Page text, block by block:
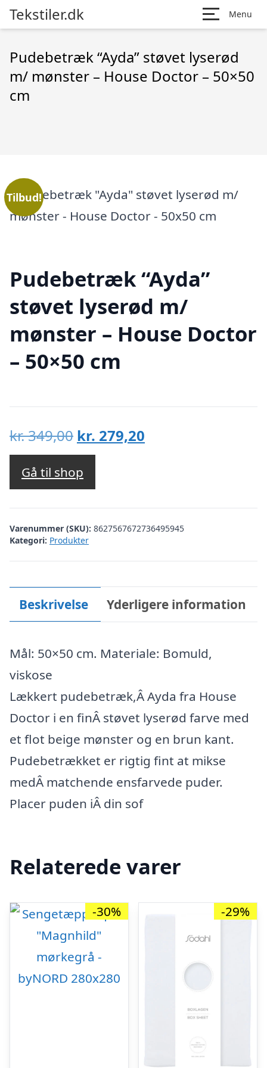
Tekstiler.dk Menu
Pudebetræk “Ayda” støvet lyserød
m/ mønster – House Doctor – 50×50
cm
Tilbud!
Pudebetræk “Ayda”
støvet lyserød m/
mønster – House Doctor
– 50×50 cm
kr.349,00 Den
oprindelige
pris
var:
kr. 349,00.
kr. 279,20
kr. 279,20.
Gå til shop
Varenummer (SKU): 8627567672736495945
Kategori: Produkter
Beskrivelse Yderligere information
Mål: 50×50 cm. Materiale: Bomuld,
viskose
Lækkert pudebetræk,Â Ayda fra House
Doctor i en finÂ støvet lyserød farve med
et flot beige mønster og en brun kant.
Pudebetrækket er rigtig fint at mikse
medÂ matchende ensfarvede puder.
Placer puden iÂ din sof
Relaterede varer
-30% -29%